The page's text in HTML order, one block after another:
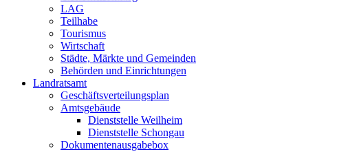
LAG
Teilhabe
Tourismus
Wirtschaft
Städte, Märkte und Gemeinden
Behörden und Einrichtungen
Landratsamt
Geschäftsverteilungsplan
Amtsgebäude
Dienststelle Weilheim
Dienststelle Schongau
Dokumentenausgabebox